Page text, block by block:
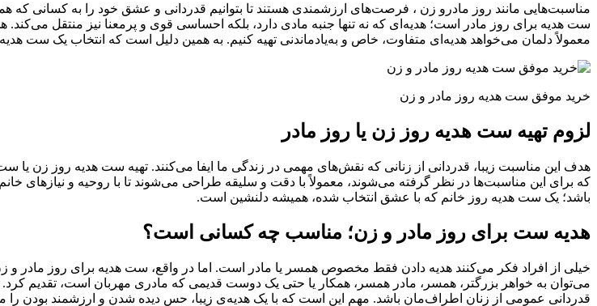
مناسبت‌هایی مانند روز مادرو زن ، فرصت‌های ارزشمندی هستند تا بتوانیم قدردانی و عشق‌ خود را به کسانی که
ست هدیه برای روز مادر است؛ هدیه‌ای که نه تنها جنبه مادی دارد، بلکه احساسی قوی و پرمعنا نیز منتقل
معمولاً دلمان می‌خواهد هدیه‌ای متفاوت، خاص و به‌یادماندنی تهیه کنیم. به همین دلیل است که انتخاب یک ست هدیه
خرید موفق ست هدیه روز مادر و زن
لزوم تهیه ست هدیه روز زن یا روز مادر
هدف این مناسبت زیبا، قدردانی از زنانی که نقش‌های مهمی در زندگی ما ایفا می‌کنند. تهیه ست هدیه روز زن
که برای این مناسبت‌ها در نظر گرفته می‌شوند، معمولاً با دقت و سلیقه طراحی می‌شوند تا با روحیه و نیازهای
باشد؛ یک ست هدیه روز خانم که با عشق انتخاب شده، همیشه دلنشین است.
هدیه ست برای روز مادر و زن؛ مناسب چه کسانی است؟
خیلی از افراد فکر می‌کنند هدیه دادن فقط مخصوص همسر یا مادر است. اما در واقع، ست هدیه برای روز مادر و
می‌توان به خواهر بزرگتر، همسر، مادر همسر، همکار یا حتی یک دوست قدیمی که مادری مهربان است، تقدیم کرد.
قدردانی عمومی از زنان اطراف‌مان باشد. مهم این است که با یک هدیه‌ی زیبا، حس دیده شدن و ارزشمند بودن را